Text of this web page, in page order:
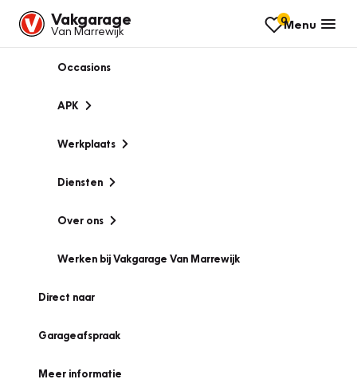
Vakgarage
Van Marrewijk
0Menu
Occasions
APK
Werkplaats
Diensten
Over ons
Werken bij Vakgarage Van Marrewijk
Direct naar
Garageafspraak
Meer informatie